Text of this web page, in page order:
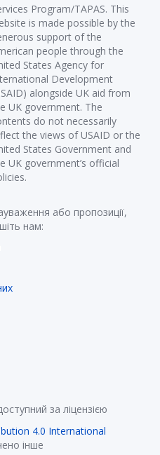
Program/TAPAS. This
is made possible by the
support of the
people through the
States Agency for
Development
alongside UK aid from
UK government. The
do not necessarily
the views of USAID or the
States Government and
UK government’s official
або пропозиції,
нам:
за ліцензією
4.0 International
інше